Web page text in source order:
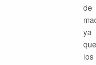
de
ya
que
los